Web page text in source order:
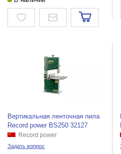
Вертикальная ленточная пила
Record power BS250 32127
Record power
Задать вопрос